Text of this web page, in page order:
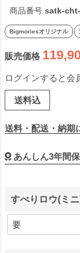
ー アルダー材
チュラル色 ビ
商品番号 satk-
Bigmoriesオリジナル
販売価格
ログインすると会
送料込
送料・配送・納期
あんしん3年間
すべりロウ(ミ